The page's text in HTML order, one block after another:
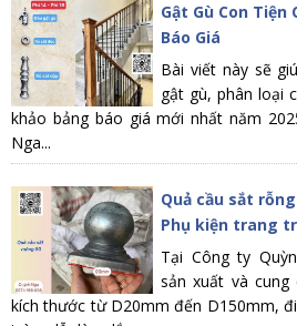
Gật Gù Con Tiện
Báo Giá
Bài viết này sẽ
gật gù, phân loại
khảo bảng báo giá mới nhất năm
Nga...
Quả cầu sắt
Phụ kiện trang
Tại Công ty
sản xuất và cung
kích thước từ D20mm đến D150mm,